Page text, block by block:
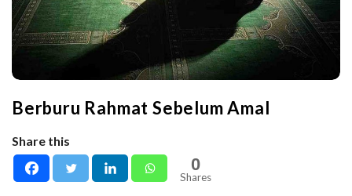
Berburu Rahmat Sebelum Amal
Share this
0
Shares